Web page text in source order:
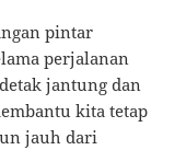
pintar
perjalanan
jantung dan
kita tetap
jauh dari